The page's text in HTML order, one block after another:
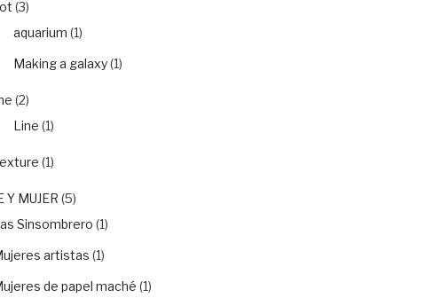
(3)
aquarium (1)
Making a galaxy(1)
(2)
Line (1)
(1)
Y MUJER (5)
Sinsombrero (1)
artistas (1)
de papel maché (1)